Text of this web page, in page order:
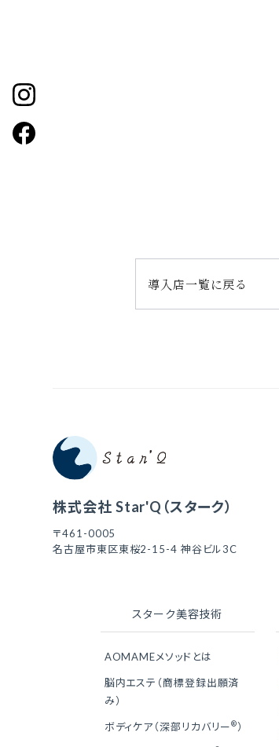
導入店一覧に戻る
株式会社 Star'Q（スターク）
〒461-0005
名古屋市東区東桜2-15-4 神谷ビル3C
スターク美容技術
AOMAMEメソッドとは
脳内エステ（商標登録出願済
み）
ボディケア（深部リカバリー®）